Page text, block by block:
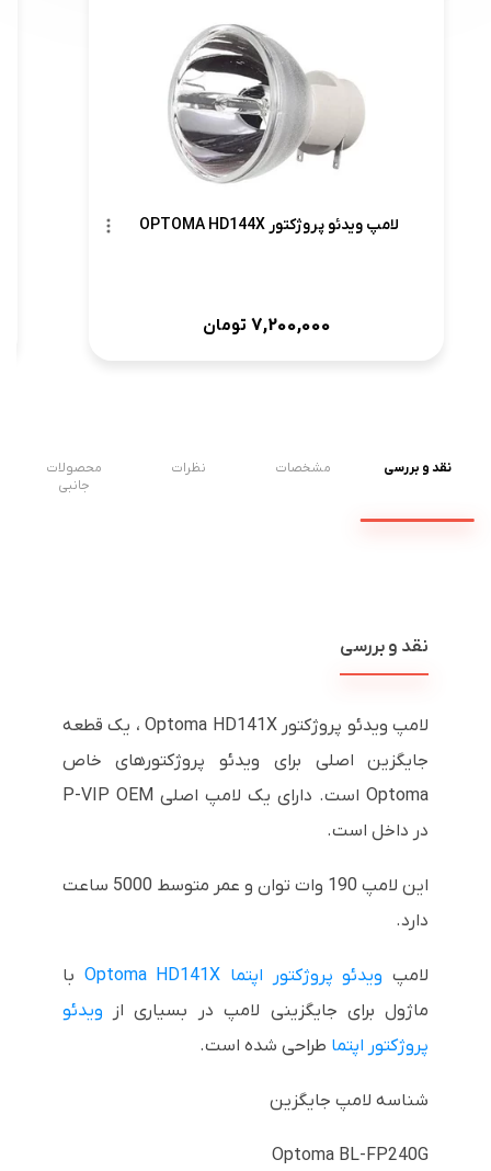
لامپ ویدئو پروژکتور OPTOMA HD144X
7,200,000 تومان
نقد و بررسی مشخصات نظرات
محصولات
جانبی
نقد و بررسی
لامپ ویدئو پروژکتور Optoma HD141X ، یک قطعه
جایگزین اصلی برای ویدئو پروژکتورهای خاص
Optoma است. دارای یک لامپ اصلی P-VIP OEM
در داخل است.
این لامپ 190 وات توان و عمر متوسط ​​5000 ساعت
دارد.
لامپ ویدئو پروژکتور اپتما Optoma HD141X
با
ماژول برای جایگزینی لامپ در بسیاری از ویدئو
پروژکتور اپتما طراحی شده است.
شناسه لامپ جایگزین
Optoma BL-FP240G